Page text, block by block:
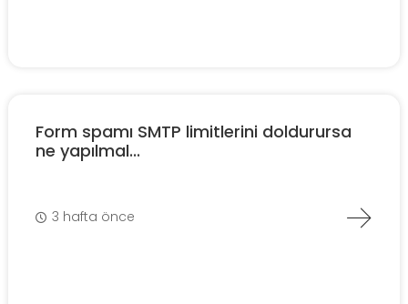
Form spamı SMTP limitlerini doldurursa
ne yapılmal...
3 hafta önce